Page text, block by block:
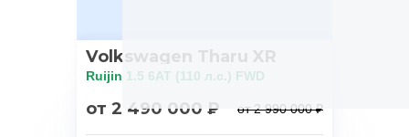
Volkswagen Tharu XR
Ruijin 1.5 6AT (110 л.с.) FWD
от 2 490 000 ₽ от 2 990 000 ₽